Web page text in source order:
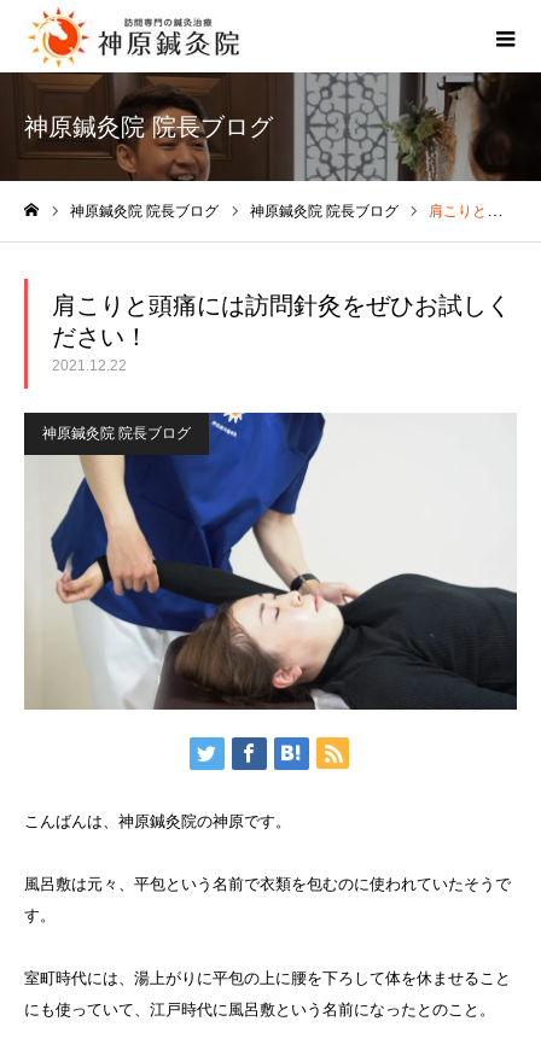
神原鍼灸院 院長ブログ
神原鍼灸院 院長ブログ 神原鍼灸院 院長ブログ 肩こりと頭痛には訪問針灸をぜひお試しください！
肩こりと頭痛には訪問針灸をぜひお試しく
ださい！
2021.12.22
神原鍼灸院 院長ブログ
こんばんは、神原鍼灸院の神原です。
風呂敷は元々、平包という名前で衣類を包むのに使われていたそうで
す。
室町時代には、湯上がりに平包の上に腰を下ろして体を休ませること
にも使っていて、江戸時代に風呂敷という名前になったとのこと。